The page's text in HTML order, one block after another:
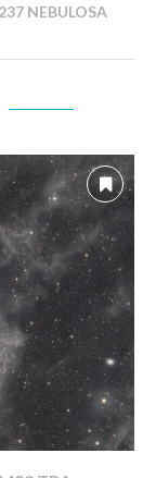
NEBULOSA